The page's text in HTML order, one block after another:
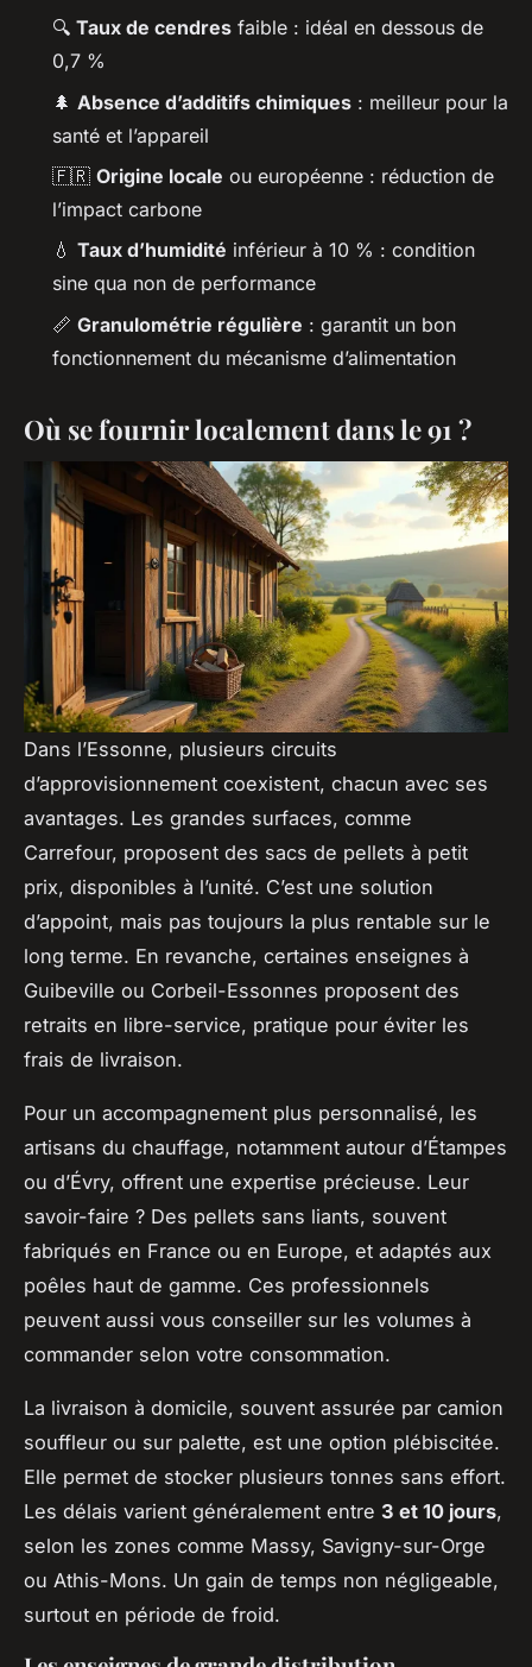
🔍 Taux de cendres faible : idéal en dessous de
0,7 %
🌲 Absence d’additifs chimiques : meilleur pour la
santé et l’appareil
🇫🇷 Origine locale ou européenne : réduction de
l’impact carbone
💧 Taux d’humidité inférieur à 10 % : condition
sine qua non de performance
📏 Granulométrie régulière : garantit un bon
fonctionnement du mécanisme d’alimentation
Où se fournir localement dans le 91 ?
Dans l’Essonne, plusieurs circuits
d’approvisionnement coexistent, chacun avec ses
avantages. Les grandes surfaces, comme
Carrefour, proposent des sacs de pellets à petit
prix, disponibles à l’unité. C’est une solution
d’appoint, mais pas toujours la plus rentable sur le
long terme. En revanche, certaines enseignes à
Guibeville ou Corbeil-Essonnes proposent des
retraits en libre-service, pratique pour éviter les
frais de livraison.
Pour un accompagnement plus personnalisé, les
artisans du chauffage, notamment autour d’Étampes
ou d’Évry, offrent une expertise précieuse. Leur
savoir-faire ? Des pellets sans liants, souvent
fabriqués en France ou en Europe, et adaptés aux
poêles haut de gamme. Ces professionnels
peuvent aussi vous conseiller sur les volumes à
commander selon votre consommation.
La livraison à domicile, souvent assurée par camion
souffleur ou sur palette, est une option plébiscitée.
Elle permet de stocker plusieurs tonnes sans effort.
Les délais varient généralement entre 3 et 10 jours,
selon les zones comme Massy, Savigny-sur-Orge
ou Athis-Mons. Un gain de temps non négligeable,
surtout en période de froid.